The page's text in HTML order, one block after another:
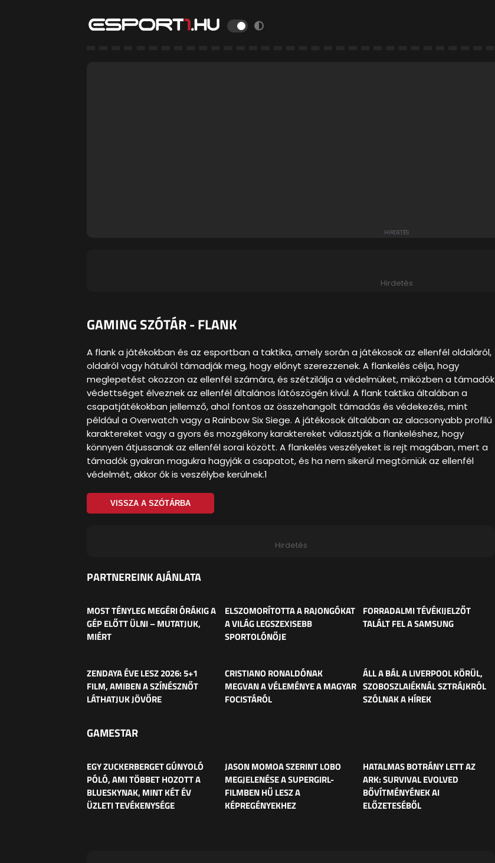
Hirdetés
GAMING SZÓTÁR - FLANK
A flank a játékokban és az esportban a taktika, amely során a játékosok az ellenfél oldaláról,
oldalról vagy hátulról támadják meg, hogy előnyt szerezzenek. A flankelés célja, hogy
meglepetést okozzon az ellenfél számára, és szétzilálja a védelmüket, miközben a támadók
védettséget élveznek az ellenfél általános látószögén kívül. A flank taktika általában a
csapatjátékokban jellemző, ahol fontos az összehangolt támadás és védekezés, mint
például a Overwatch vagy a Rainbow Six Siege. A játékosok általában az alacsonyabb profilú
karaktereket vagy a gyors és mozgékony karaktereket választják a flankeléshez, hogy
könnyen átjussanak az ellenfél sorai között. A flankelés veszélyeket is rejt magában, mert a
támadók gyakran magukra hagyják a csapatot, és ha nem sikerül megtörniük az ellenfél
védelmét, akkor ők is veszélybe kerülnek.1
VISSZA A SZÓTÁRBA
Hirdetés
PARTNEREINK AJÁNLATA
MOST TÉNYLEG MEGÉRI ÓRÁKIG A
GÉP ELŐTT ÜLNI – MUTATJUK,
MIÉRT
ELSZOMORÍTOTTA A RAJONGÓKAT
A VILÁG LEGSZEXISEBB
SPORTOLÓNŐJE
FORRADALMI TÉVÉKIJELZŐT
TALÁLT FEL A SAMSUNG
ZENDAYA ÉVE LESZ 2026: 5+1
FILM, AMIBEN A SZÍNÉSZNŐT
LÁTHATJUK JÖVŐRE
CRISTIANO RONALDÓNAK
MEGVAN A VÉLEMÉNYE A MAGYAR
FOCISTÁRÓL
ÁLL A BÁL A LIVERPOOL KÖRÜL,
SZOBOSZLAIÉKNÁL SZTRÁJKRÓL
SZÓLNAK A HÍREK
GAMESTAR
EGY ZUCKERBERGET GÚNYOLÓ
PÓLÓ, AMI TÖBBET HOZOTT A
BLUESKYNAK, MINT KÉT ÉV
ÜZLETI TEVÉKENYSÉGE
JASON MOMOA SZERINT LOBO
MEGJELENÉSE A SUPERGIRL-
FILMBEN HŰ LESZ A
KÉPREGÉNYEKHEZ
HATALMAS BOTRÁNY LETT AZ
ARK: SURVIVAL EVOLVED
BŐVÍTMÉNYÉNEK AI
ELŐZETESÉBŐL